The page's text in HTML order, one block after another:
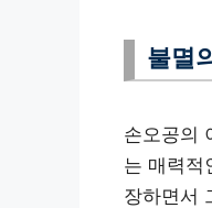
불멸
손오공의
는 매력적
장하면서